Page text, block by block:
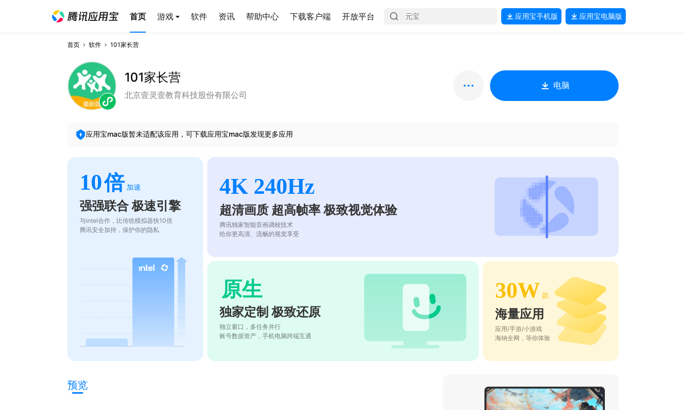
首页 游戏 软件 资讯 帮助中心 下载客户端 开放平台 应用宝手机版 应用宝电脑版
首页 软件 101家长营
101家长营
北京壹灵壹教育科技股份有限公司
电脑
应用宝mac版暂未适配该应用，可下载应用宝mac版发现更多应用
10倍 加速
强强联合 极速引擎
与intel合作，比传统模拟器快10倍
腾讯安全加持，保护你的隐私
4K 240Hz
超清画质 超高帧率 极致视觉体验
腾讯独家智能音画调校技术
给你更高清、流畅的视觉享受
原生
独家定制 极致还原
独立窗口，多任务并行
账号数据资产，手机电脑跨端互通
30W 款
海量应用
应用/手游/小游戏
海纳全网，等你体验
预览